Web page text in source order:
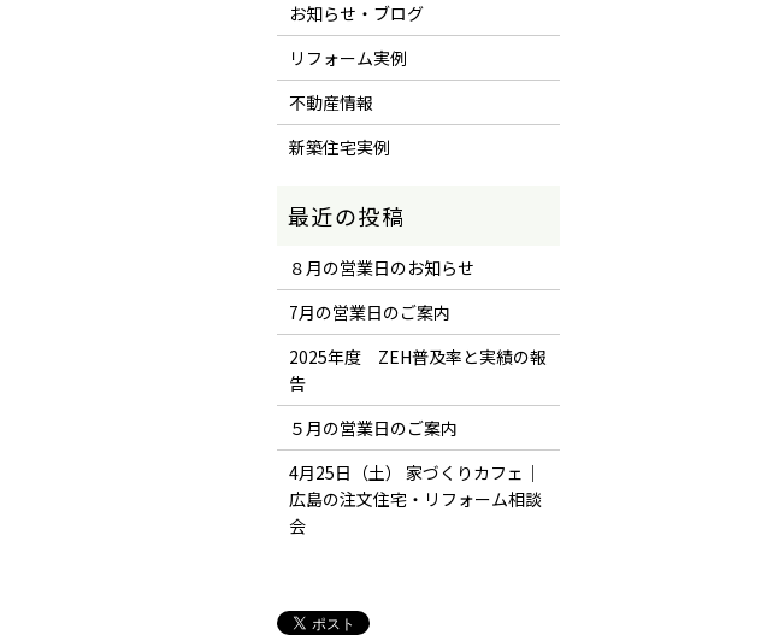
お知らせ・ブログ
リフォーム実例
不動産情報
新築住宅実例
８月の営業日のお知らせ
7月の営業日のご案内
2025年度 ZEH普及率と実績の報
告
５月の営業日のご案内
4月25日（土） 家づくりカフェ｜
広島の注文住宅・リフォーム相談
会